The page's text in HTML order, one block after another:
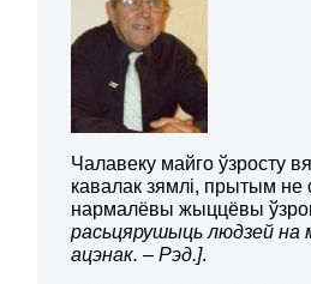
Чалавеку майгоўзросту
кавалак зямлі, прытым
нармалёвы жыццёвы
расьцярушыць людзей на
ацэнак. – Рэд.].